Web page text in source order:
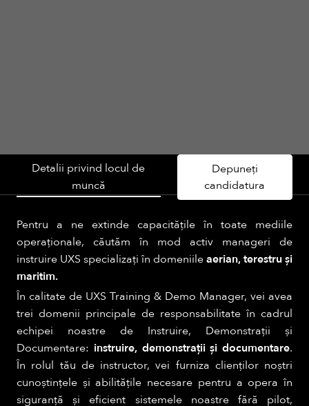
Detalii privind locul de
muncă
Depuneți
candidatura
Pentru a ne extinde capacitățile în toate mediile
operaționale, căutăm în mod activ manageri de
instruire UXS specializați în domeniileaerian, terestru și
maritim.
În calitate de UXS Training & Demo Manager, vei avea
trei domenii principale de responsabilitate în cadrul
echipei noastre de Instruire, Demonstrații și
Documentare: instruire, demonstrații și documentare.
În rolul tău de instructor, vei furniza clienților noștri
cunoștințele și abilitățile necesare pentru a opera în
siguranță și eficient sistemele noastre fără pilot,